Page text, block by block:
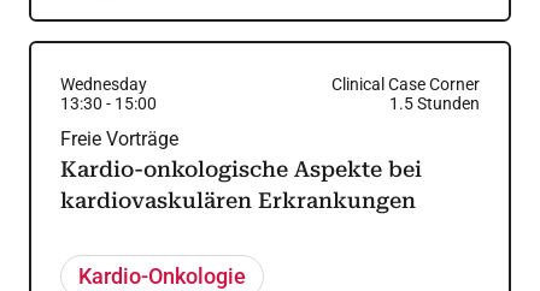
Wednesday
Clinical Case Corner
13:30 - 15:00 1.5Stunden
Freie Vorträge
Kardio-onkologische Aspekte bei
kardiovaskulären Erkrankungen
Kardio-Onkologie